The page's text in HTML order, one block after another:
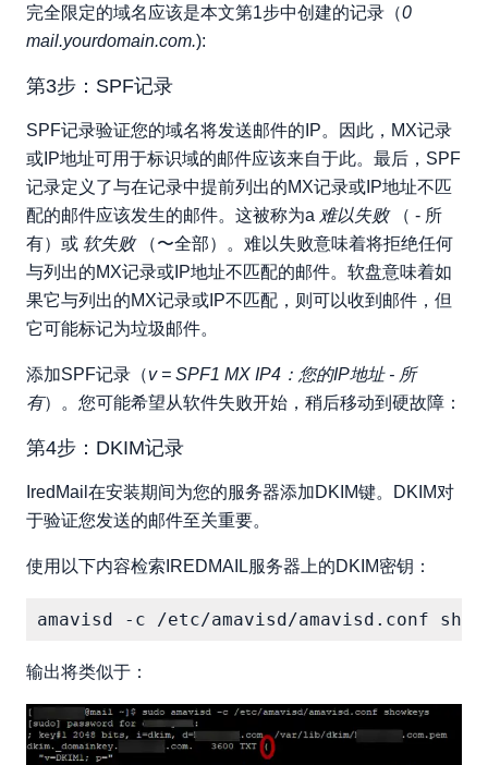
完全限定的域名应该是本文第1步中创建的记录（0
mail.yourdomain.com.):
第3步：SPF记录
SPF记录验证您的域名将发送邮件的IP。因此，MX记录
或IP地址可用于标识域的邮件应该来自于此。最后，SPF
记录定义了与在记录中提前列出的MX记录或IP地址不匹
配的邮件应该发生的邮件。这被称为a 难以失败（ - 所
有）或 软失败（〜全部）。难以失败意味着将拒绝任何
与列出的MX记录或IP地址不匹配的邮件。软盘意味着如
果它与列出的MX记录或IP不匹配，则可以收到邮件，但
它可能标记为垃圾邮件。
添加SPF记录（v = SPF1 MX IP4：您的IP地址 - 所
有）。您可能希望从软件失败开始，稍后移动到硬故障：
第4步：DKIM记录
IredMail在安装期间为您的服务器添加DKIM键。DKIM对
于验证您发送的邮件至关重要。
使用以下内容检索IREDMAIL服务器上的DKIM密钥：
输出将类似于：